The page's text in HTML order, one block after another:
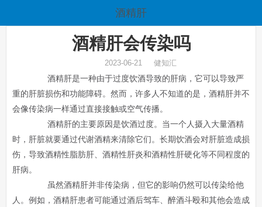
酒精肝
酒精肝会传染吗
2023-06-21 健知汇
酒精肝是一种由于过度饮酒导致的肝病，它可以导致严
重的肝脏损伤和功能障碍。然而，许多人不知道的是，酒精肝并不
会像传染病一样通过直接接触或空气传播。
酒精肝的主要原因是饮酒过度。当一个人摄入大量酒精
时，肝脏就要通过代谢酒精来清除它们。长期饮酒会对肝脏造成损
伤，导致酒精性脂肪肝、酒精性肝炎和酒精性肝硬化等不同程度的
肝病。
虽然酒精肝并非传染病，但它的影响仍然可以传染给他
人。例如，酒精肝患者可能通过酒后驾车、醉酒斗殴和其他会造成